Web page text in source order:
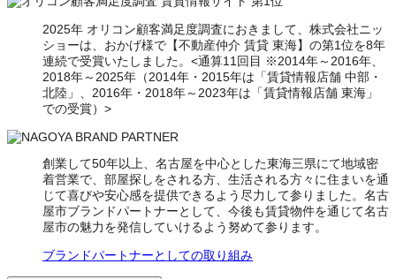
2025年 オリコン顧客満足度調査におきまして、株式会社ニッ
ショーは、おかげ様で【不動産仲介 賃貸 東海】の第1位を8年
連続で受賞いたしました。<通算11回目 ※2014年～2016年、
2018年～2025年（2014年・2015年は「賃貸情報店舗 中部・
北陸」、2016年・2018年～2023年は「賃貸情報店舗 東海」
での受賞）>
創業して50年以上、名古屋を中心とした東海三県にて地域密
着営業で、部屋探しをされる方、生活される方々に住まいを通
じて喜びや安心感を提供できるよう尽力して参りました。名古
屋市ブランドパートナーとして、今後も賃貸物件を通じて名古
屋市の魅力を発信していけるよう努めて参ります。
ブランドパートナーとしての取り組み